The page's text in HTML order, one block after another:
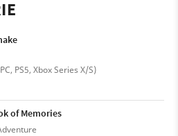
PS5, Xbox Series X/S)
of Memories